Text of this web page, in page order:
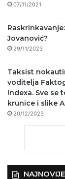
07/11/2021
Jovanović?
29/11/2023
Taksist
voditelja
Indexa. Sve se
krunice i slike
20/12/2023
NAJNOVIJE